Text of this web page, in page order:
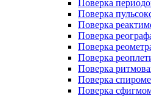
Поверка
Поверка
Поверка
Поверка
Поверка
Поверка
Поверка
Поверка
Поверка